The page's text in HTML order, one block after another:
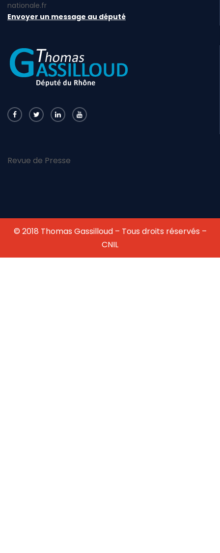
nationale.fr
Envoyer un message au député
Revue de Presse
© 2018 Thomas Gassilloud – Tous droits réservés –
CNIL